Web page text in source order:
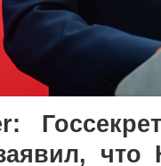
что